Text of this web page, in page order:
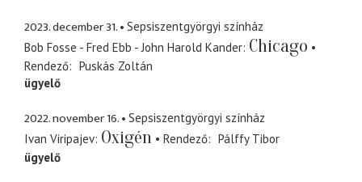
2023. december 31.
Sepsiszentgyörgyi színház
Bob Fosse - Fred Ebb - John Harold Kander Chicago
Rendező
Puskás Zoltán
ügyelő
2022. november 16.
Sepsiszentgyörgyi színház
Ivan Viripajev Oxigén Rendező
Pálffy Tibor
ügyelő